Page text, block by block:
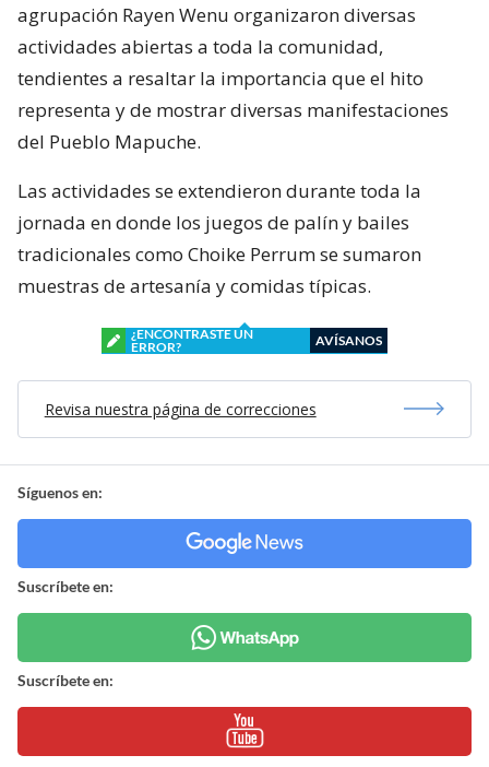
agrupación Rayen Wenu organizaron diversas
actividades abiertas a toda la comunidad,
tendientes a resaltar la importancia que el hito
representa y de mostrar diversas manifestaciones
del Pueblo Mapuche.
Las actividades se extendieron durante toda la
jornada en donde los juegos de palín y bailes
tradicionales como Choike Perrum se sumaron
muestras de artesanía y comidas típicas.
¿ENCONTRASTE UN
ERROR?
AVÍSANOS
Revisa nuestra página de correcciones
Síguenos en:
Suscríbete en:
Suscríbete en: